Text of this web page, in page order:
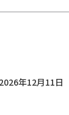
年12月11日